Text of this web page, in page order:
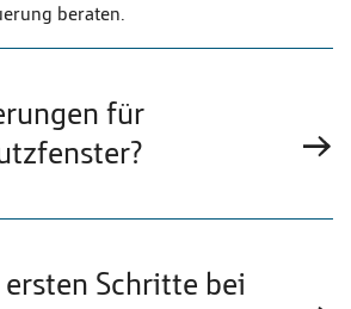
beraten.
für
ersten Schritte bei